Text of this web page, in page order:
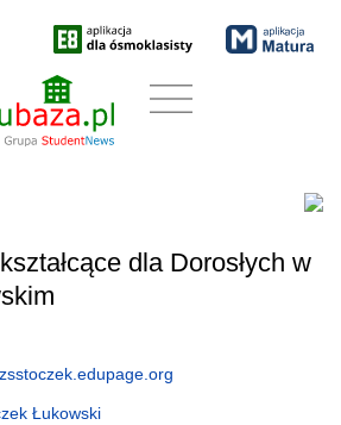
dla Dorosłych w
Łukowski